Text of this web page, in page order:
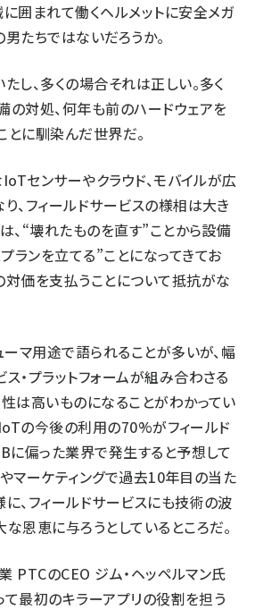
に囲まれて働くヘルメットに安全メガ
たちではないだろうか。
し、多くの場合それは正しい。多く
の対処、何年も前のハードウェアを
とに馴染んだ世界だ。
センサーやクラウド、モバイルが広
、フィールドサービスの様相は大き
、“壊れたものを直す”ことから設備
ランを立てる”ことになってきてお
対価を支払うことについて抵抗がな
マ用途で語られることが多いが、幅
・プラットフォームが組み合わさる
性は高いものになることがわかってい
の今後の利用の70%がフィールド
に偏った業界で発生すると予想して
やマーケティングで過去10年目の当た
に、フィールドサービスにも技術の波
恩恵に与ろうとしているところだ。
PTCのCEO ジム・ヘッペルマン氏
て最初のキラーアプリの役割を担う